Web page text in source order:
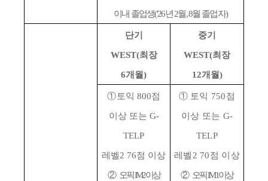
이내 졸업생('26년 2월, 8월 졸업자)
단기
WEST(최장
6개월)
중기
WEST(최장
12개월)
①토익800점
이상 또는 G-
TELP
레벨2 76점 이상
② 오픽IM2이상
① 토익 750점
이상 또는 G-
TELP
레벨 2 70점 이상
② 오픽IM1이상